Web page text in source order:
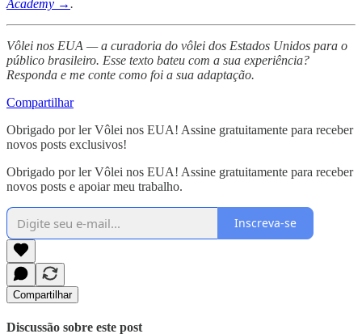
Academy →.
Vôlei nos EUA — a curadoria do vôlei dos Estados Unidos para o
público brasileiro. Esse texto bateu com a sua experiência?
Responda e me conte como foi a sua adaptação.
Compartilhar
Obrigado por ler Vôlei nos EUA! Assine gratuitamente para receber
novos posts exclusivos!
Obrigado por ler Vôlei nos EUA! Assine gratuitamente para receber
novos posts e apoiar meu trabalho.
Inscreva-se
Compartilhar
Discussão sobre este post